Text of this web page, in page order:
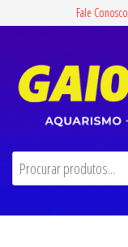
conteúdo
Fale Conosco
Gaiola de Ouro